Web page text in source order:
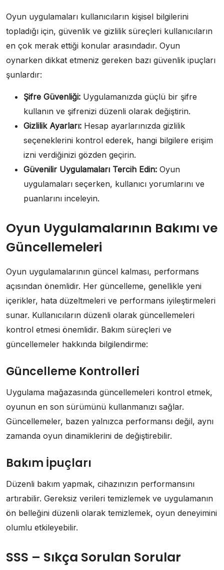
Oyun uygulamaları kullanıcıların kişisel bilgilerini
topladığı için, güvenlik ve gizlilik süreçleri kullanıcıların
en çok merak ettiği konular arasındadır. Oyun
oynarken dikkat etmeniz gereken bazı güvenlik ipuçları
şunlardır:
Şifre Güvenliği: Uygulamanızda güçlü bir şifre
kullanın ve şifrenizi düzenli olarak değiştirin.
Gizlilik Ayarları: Hesap ayarlarınızda gizlilik
seçeneklerini kontrol ederek, hangi bilgilere erişim
izni verdiğinizi gözden geçirin.
Güvenilir Uygulamaları Tercih Edin: Oyun
uygulamaları seçerken, kullanıcı yorumlarını ve
puanlarını inceleyin.
Oyun Uygulamalarının Bakımı ve
Güncellemeleri
Oyun uygulamalarının güncel kalması, performans
açısından önemlidir. Her güncelleme, genellikle yeni
içerikler, hata düzeltmeleri ve performans iyileştirmeleri
sunar. Kullanıcıların düzenli olarak güncellemeleri
kontrol etmesi önemlidir. Bakım süreçleri ve
güncellemeler hakkında bilgilendirme:
Güncelleme Kontrolleri
Uygulama mağazasında güncellemeleri kontrol etmek,
oyunun en son sürümünü kullanmanızı sağlar.
Güncellemeler, bazen yalnızca performansı değil, aynı
zamanda oyun dinamiklerini de değiştirebilir.
Bakım İpuçları
Düzenli bakım yapmak, cihazınızın performansını
artırabilir. Gereksiz verileri temizlemek ve uygulamanın
ön belleğini düzenli olarak temizlemek, oyun deneyimini
olumlu etkileyebilir.
SSS – Sıkça Sorulan Sorular